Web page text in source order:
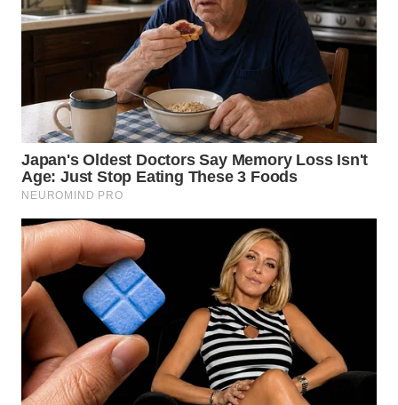
WN
TAPANULI
TANJUNG
LESUNG
WN
KARO
WN
SIMALUNGUN
WN
LABUHANBATU
WN
TAPANULI